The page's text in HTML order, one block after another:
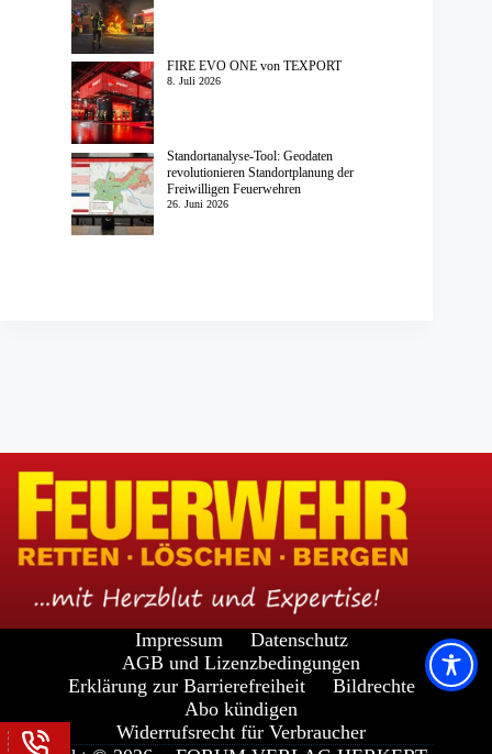
FIRE EVO ONE von TEXPORT
8. Juli 2026
Standortanalyse-Tool: Geodaten
revolutionieren Standortplanung der
Freiwilligen Feuerwehren
26. Juni 2026
Impressum
Datenschutz
AGB und Lizenzbedingungen
Erklärung zur Barrierefreiheit
Bildrechte
Abo kündigen
Widerrufsrecht für Verbraucher